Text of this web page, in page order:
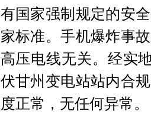
有国家强制规定的安
家标准。手机爆炸事
高压电线无关。经实
伏甘州变电站站内合
度正常，无任何异常